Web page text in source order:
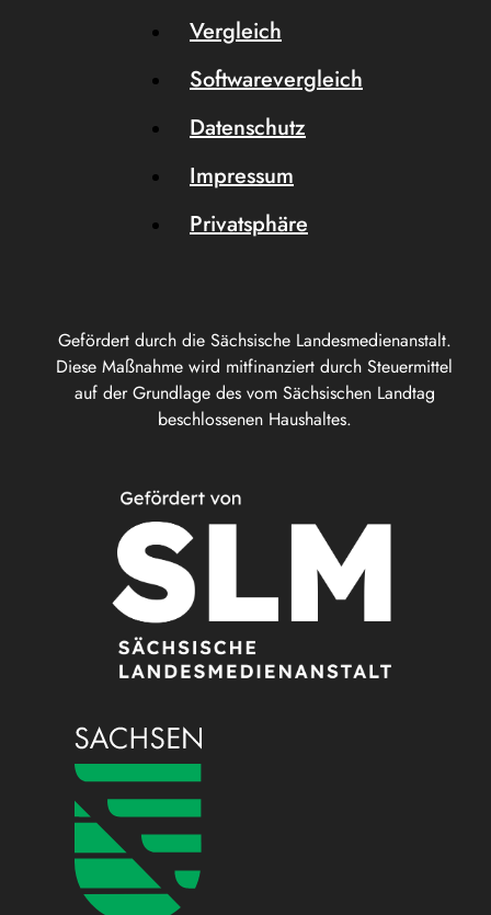
Gefördert durch die Sächsische Landesmedienanstalt.
Diese Maßnahme wird mitfinanziert durch Steuermittel
auf der Grundlage des vom Sächsischen Landtag
beschlossenen Haushaltes.
Vergleich
Softwarevergleich
Datenschutz
Impressum
Privatsphäre